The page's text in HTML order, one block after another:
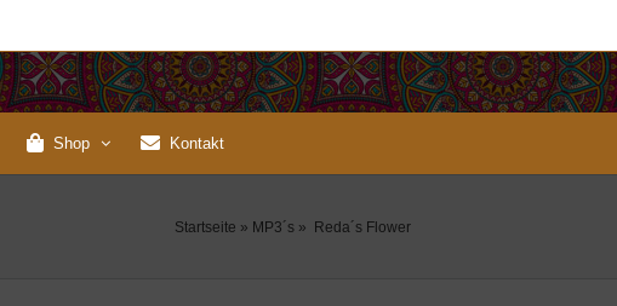
Shop Kontakt
Startseite » MP3´s » Reda´s Flower